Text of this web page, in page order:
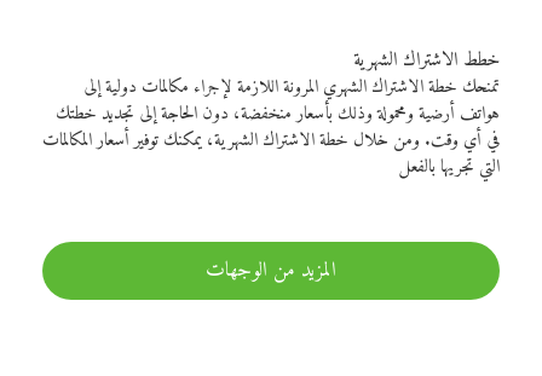
خطط الاشتراك الشهرية
تمنحك خطة الاشتراك الشهري المرونة اللازمة لإجراء مكالمات دولية إلى
هواتف أرضية ومحمولة وذلك بأسعار منخفضة، دون الحاجة إلى تجديد خطتك
في أي وقت. ومن خلال خطة الاشتراك الشهرية، يمكنك توفير أسعار المكالمات
التي تجريها بالفعل
المزيد من الوجهات